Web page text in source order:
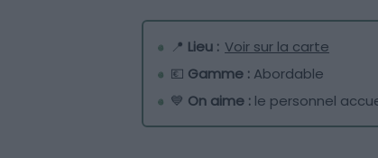
📍 Lieu : Voir sur la carte
💶 Gamme : Abordable
💙 On aime : le personnel